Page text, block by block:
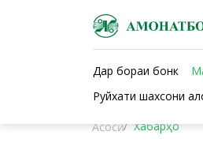
Дар бораи бонк
Руйхати шахсони
Асосӣ Хабарҳо